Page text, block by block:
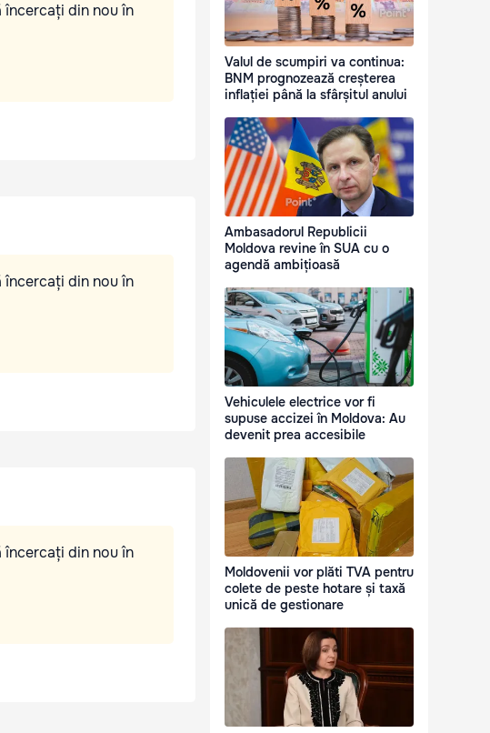
încercați din nou în
încercați din nou în
încercați din nou în
Valul de scumpiri va continua:
BNM prognozează creșterea
inflației până la sfârșitul anului
Ambasadorul Republicii
Moldova revine în SUA cu o
agendă ambițioasă
Vehiculele electrice vor fi
supuse accizei în Moldova: Au
devenit prea accesibile
Moldovenii vor plăti TVA pentru
colete de peste hotare și taxă
unică de gestionare